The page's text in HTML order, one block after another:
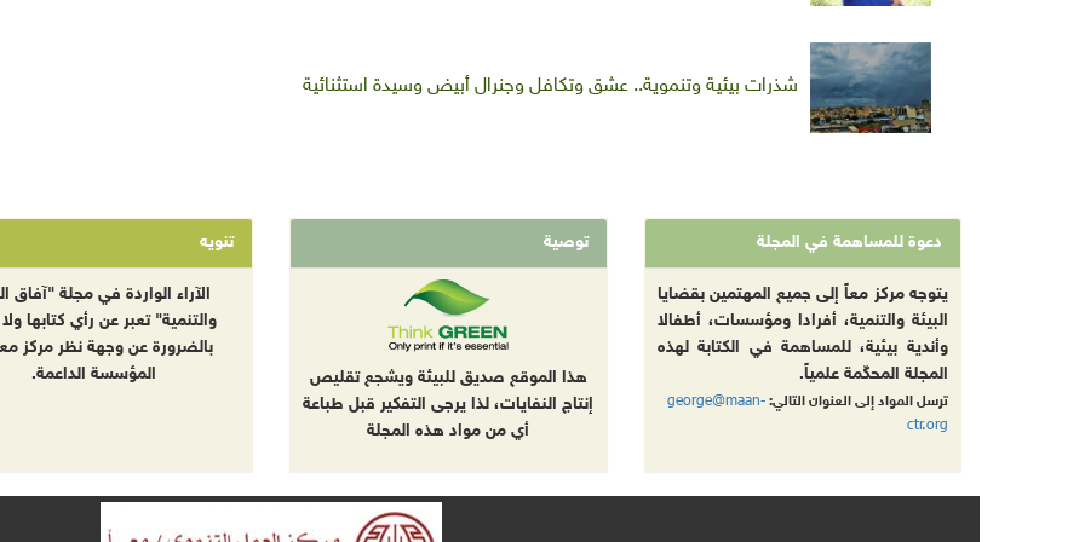
شذرات بيئية وتنموية.. عشق وتكافل وجنرال أبيض وسيدة استثنائية
دعوة للمساهمة في المجلة
يتوجه مركز معاً إلى جميع المهتمين بقضايا
البيئة والتنمية، أفرادا ومؤسسات، أطفالا
وأندية بيئية، للمساهمة في الكتابة لهذه
المجلة المحكّمة علمياً.
ترسل المواد إلى العنوان التالي:george@maan-
ctr.org
توصية
هذا الموقع صديق للبيئة ويشجع تقليص
إنتاج النفايات، لذا يرجى التفكير قبل طباعة
أي من مواد هذه المجلة
تنويه
الآراء الواردة في مجلة "آفاق
والتنمية" تعبر عن رأي كتابها ولا
بالضرورة عن وجهة نظر مركز
المؤسسة الداعمة.